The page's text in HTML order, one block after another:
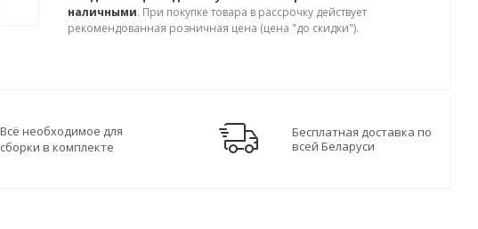
наличными. При покупке товара в рассрочку действует
рекомендованная розничная цена (цена "до скидки").
Всё необходимое для
сборки в комплекте
Бесплатная доставка по
всей Беларуси